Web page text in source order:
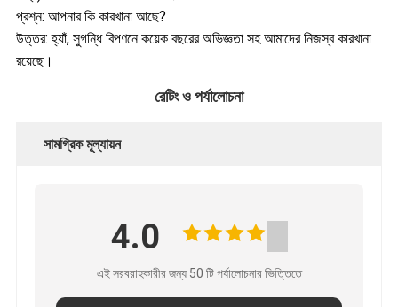
প্রশ্ন: আপনার কি কারখানা আছে?
উত্তর: হ্যাঁ, সুগন্ধি বিপণনে কয়েক বছরের অভিজ্ঞতা সহ আমাদের নিজস্ব কারখানা
রয়েছে।
রেটিং ও পর্যালোচনা
সামগ্রিক মূল্যায়ন
4.0
এই সরবরাহকারীর জন্য 50 টি পর্যালোচনার ভিত্তিতে